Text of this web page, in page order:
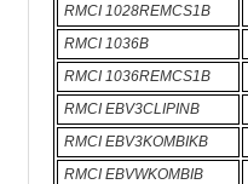
RMCI 1028REMCS1B
RMCI 1036B
RMCI 1036REMCS1B
RMCI EBV3CLIPINB
RMCI EBV3KOMBIKB
RMCI EBVWKOMBIB